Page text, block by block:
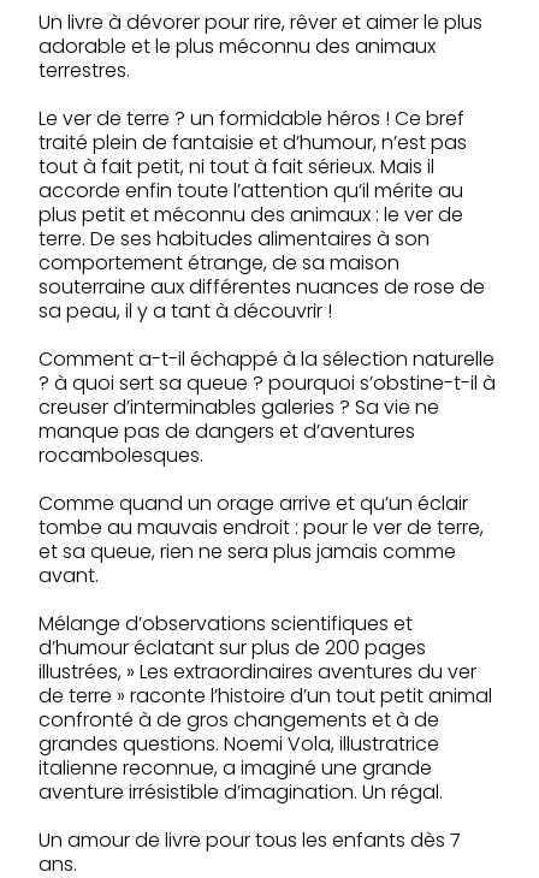
Un livre à dévorer pour rire, rêver et aimer le plus
adorable et le plus méconnu des animaux
terrestres.
Le ver de terre ? un formidable héros ! Ce bref
traité plein de fantaisie et d’humour, n’est pas
tout à fait petit, ni tout à fait sérieux. Mais il
accorde enfin toute l’attention qu’il mérite au
plus petit et méconnu des animaux : le ver de
terre. De ses habitudes alimentaires à son
comportement étrange, de sa maison
souterraine aux différentes nuances de rose de
sa peau, il y a tant à découvrir !
Comment a-t-il échappé à la sélection naturelle
? à quoi sert sa queue ? pourquoi s’obstine-t-il à
creuser d’interminables galeries ? Sa vie ne
manque pas de dangers et d’aventures
rocambolesques.
Comme quand un orage arrive et qu’un éclair
tombe au mauvais endroit : pour le ver de terre,
et sa queue, rien ne sera plus jamais comme
avant.
Mélange d’observations scientifiques et
d’humour éclatant sur plus de 200 pages
illustrées, » Les extraordinaires aventures du ver
de terre » raconte l’histoire d’un tout petit animal
confronté à de gros changements et à de
grandes questions. Noemi Vola, illustratrice
italienne reconnue, a imaginé une grande
aventure irrésistible d’imagination. Un régal.
Un amour de livre pour tous les enfants dès 7
ans.